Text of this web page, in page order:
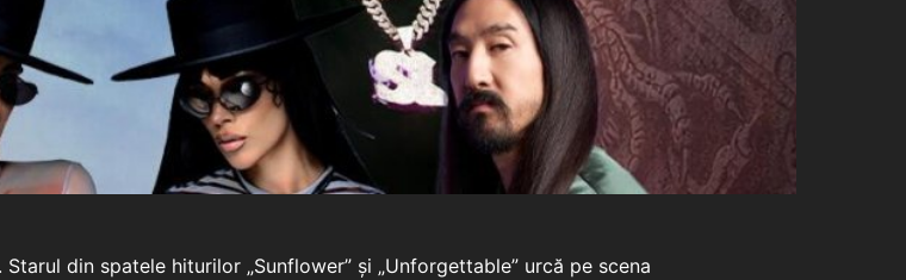
din spatele hiturilor „Sunflower” și „Unforgettable” urcă pe scena